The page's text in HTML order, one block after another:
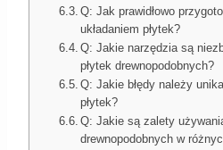
Q: Jak prawidłowo
układaniem płytek?
Q: Jakie narzędzia są
płytek drewnopodobnych?
Q: Jakie błędy należy
płytek?
Q: Jakie są zalety
drewnopodobnych w